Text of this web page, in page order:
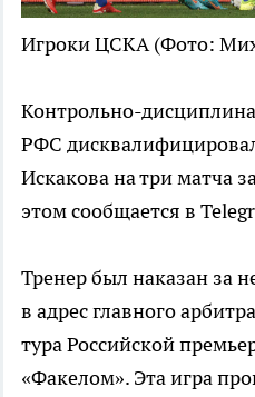
Игроки ЦСКА (Фото:
Контрольно-
РФС
Искакова на три матча
этом сообщается в
Тренер был наказан за
в адрес главного
тура Российской
«Факелом». Эта игра